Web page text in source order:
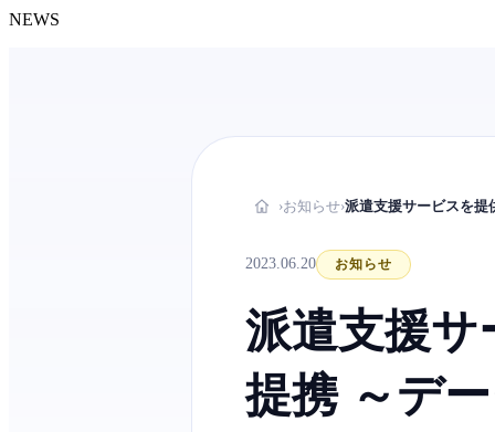
NEWS
›お知らせ›派遣支援サービスを提
2023.06.20 お知らせ
派遣支援
提携 ～デ